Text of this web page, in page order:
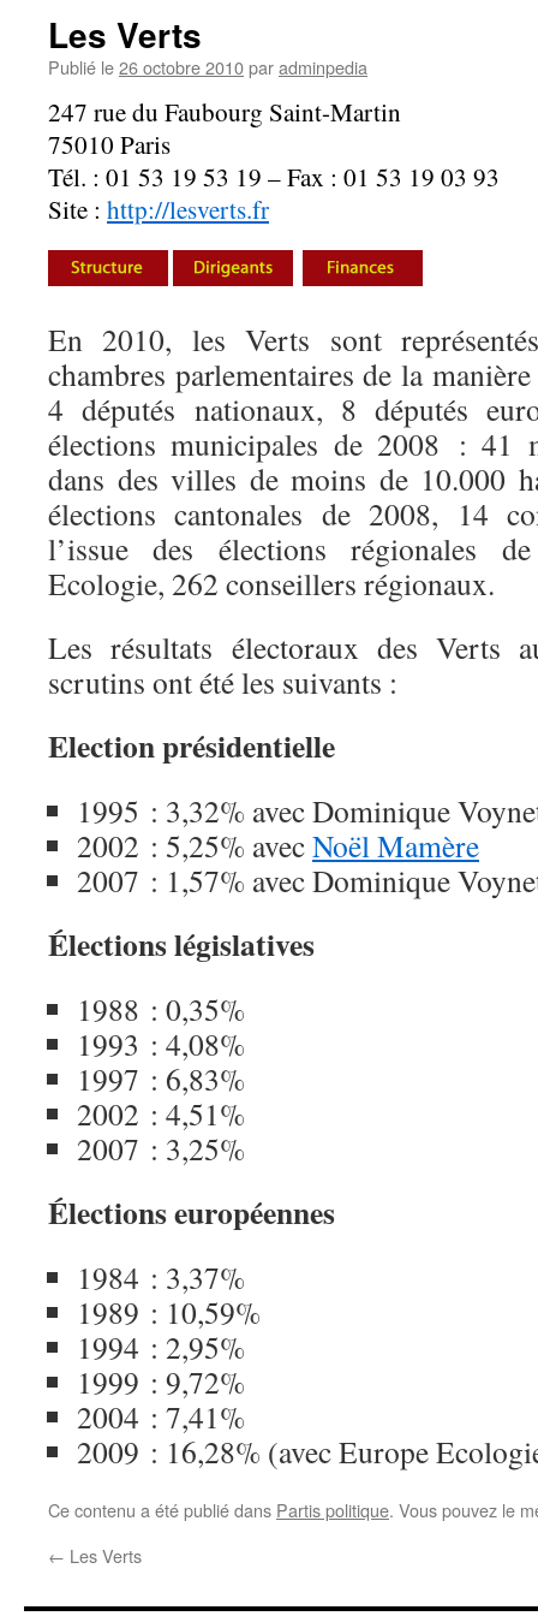
Les Verts
Publié le26 octobre 2010paradminpedia
247 rue du Faubourg Saint-Martin
75010 Paris
Tél. : 01 53 19 53 19 – Fax : 01 53 19 03 93
Site : http://lesverts.fr
En 2010, les Verts sont
chambres parlementaires de la
4 députés nationaux, 8 députés
élections municipales de 2008 : 41
dans des villes de moins de 10.000
élections cantonales de 2008, 14
l’issue des élections régionales
Ecologie, 262 conseillers régionaux.
Les résultats électoraux des Verts
scrutins ont été les suivants :
Election présidentielle
1995 : 3,32% avec Dominique
2002 : 5,25% avecNoël Mamère
2007 : 1,57% avec Dominique
Élections législatives
1988 : 0,35%
1993 : 4,08%
1997 : 6,83%
2002 : 4,51%
2007 : 3,25%
Élections européennes
1984 : 3,37%
1989 : 10,59%
1994 : 2,95%
1999 : 9,72%
2004 : 7,41%
2009 : 16,28% (avec Europe
Ce contenu a été publié dans Partis politique. Vous pouvez le
← Les Verts